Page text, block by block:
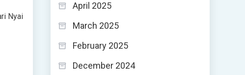
Nyai
April 2025
March 2025
February 2025
December 2024